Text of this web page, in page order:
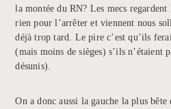
la montée du RN? Les mecs
rien pour l’arrêter et viennent nous
déjà trop tard. Le pire c’est qu’ils
(mais moins de sièges) s’ils n’étaient
désunis).
On a donc aussi la gauche la plus